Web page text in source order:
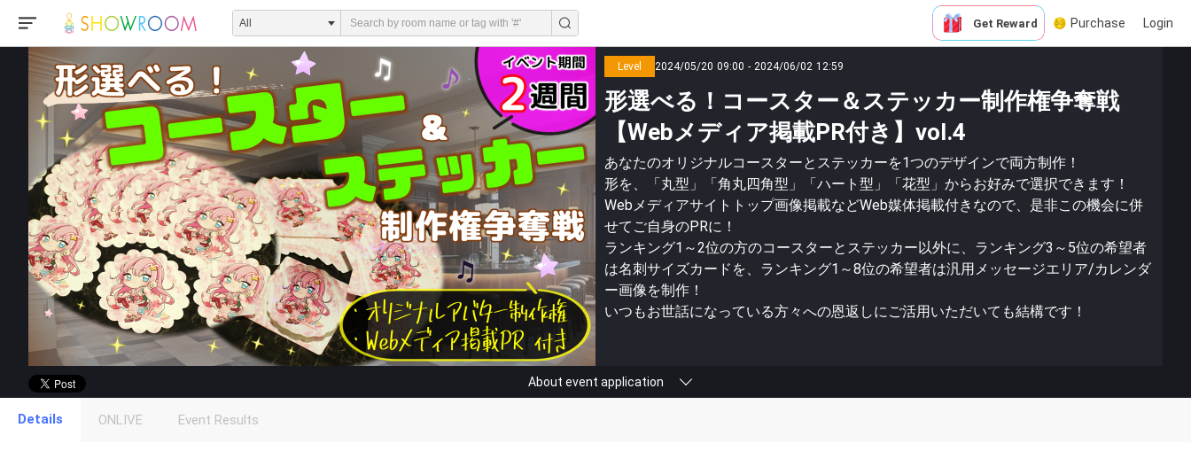
Get Reward Purchase Login
Level 2024/05/20 09:00 - 2024/06/02 12:59
形選べる！コースター＆ステッカー制作権争奪戦
【Webメディア掲載PR付き】vol.4
あなたのオリジナルコースターとステッカーを1つのデザインで両方制作！
形を、「丸型」「角丸四角型」「ハート型」「花型」からお好みで選択できます！
Webメディアサイトトップ画像掲載などWeb媒体掲載付きなので、是非この機会に併
せてご自身のPRに！
ランキング1～2位の方のコースターとステッカー以外に、ランキング3～5位の希望者
は名刺サイズカードを、ランキング1～8位の希望者は汎用メッセージエリア/カレンダ
ー画像を制作！
いつもお世話になっている方々への恩返しにご活用いただいても結構です！
About event application
Level Points
Details ONLIVE Event Results